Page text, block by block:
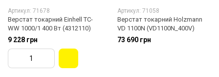
Артикул: 71678
Верстат токарний Einhell TC-
WW 1000/1 400 Вт (4312110)
9 228 грн
Артикул: 71058
Верстат токарний Holzmann
VD 1100N (VD1100N_400V)
73 690 грн